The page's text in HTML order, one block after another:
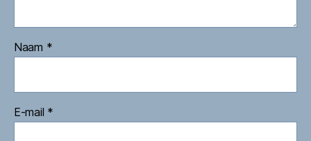
Naam *
E-mail *